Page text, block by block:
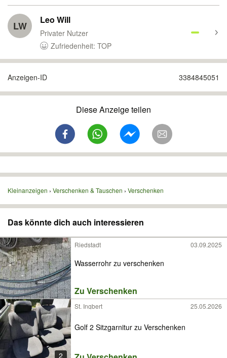
LW Leo Will
Privater Nutzer
Zufriedenheit: TOP
Anzeigen-ID 3384845051
Diese Anzeige teilen
Kleinanzeigen Verschenken & Tauschen Verschenken
Das könnte dich auch interessieren
Riedstadt 03.09.2025
Wasserrohr zu verschenken
Zu Verschenken
2
St. Ingbert 25.05.2026
Golf 2 Sitzgarnitur zu Verschenken